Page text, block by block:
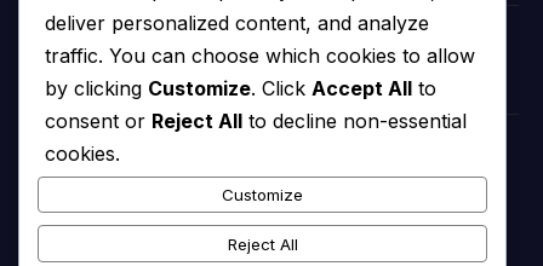
Headphone Audiophile Murah: Apakah Memang Ada, atau Kita
Cuma Dibohongi Iklan?
08 Jul 2026
deliver personalized content, and analyze
traffic. You can choose which cookies to allow
by clicking Customize. Click Accept All to
consent or Reject All to decline non-essential
cookies.
Customize
Reject All